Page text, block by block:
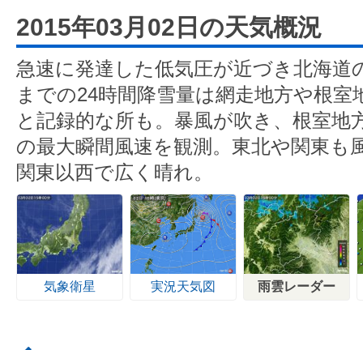
2015年03月02日の天気概況
急速に発達した低気圧が近づき北海道
までの24時間降雪量は網走地方や根
と記録的な所も。暴風が吹き、根室地
の最大瞬間風速を観測。東北や関東も
関東以西で広く晴れ。
気象衛星 実況天気図 雨雲レーダー